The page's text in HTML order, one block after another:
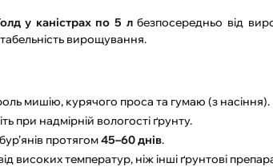
у каністрах по 5 лбезпосередньо від
вирощування.
мишію, курячого проса та гумаю (з насіння).
при надмірній вологості ґрунту.
протягом45–60 днів.
високих температур, ніж інші ґрунтові